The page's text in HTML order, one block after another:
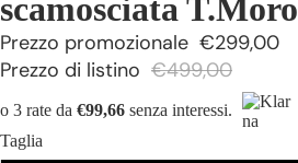
scamosciata T.Moro
Prezzo promozionale €299,00
Prezzo di listino €499,00
o 3 rate da €99,66 senza interessi.
Taglia